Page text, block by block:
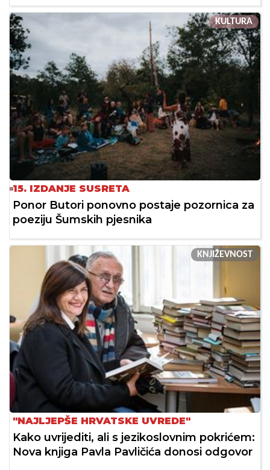
KULTURA
15. IZDANJE SUSRETA
Ponor Butori ponovno postaje pozornica za
poeziju Šumskih pjesnika
KNJIŽEVNOST
"NAJLJEPŠE HRVATSKE UVREDE"
Kako uvrijediti, ali s jezikoslovnim pokrićem:
Nova knjiga Pavla Pavličića donosi odgovor